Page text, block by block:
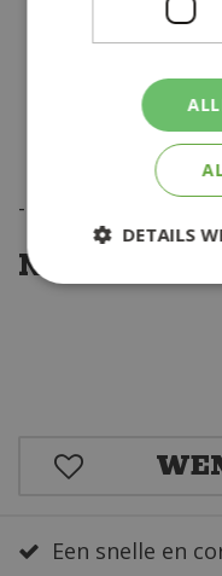
Nu met 25%
-
Een snelle en
DETAILS